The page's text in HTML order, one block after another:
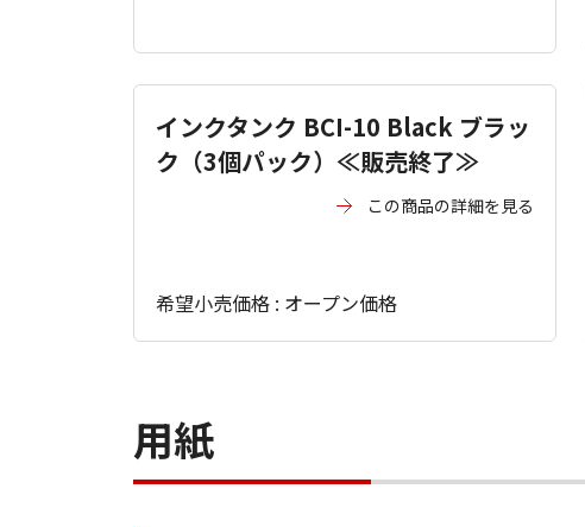
インクタンク BCI-10 Black ブラッ
ク（3個パック）≪販売終了≫
この商品の詳細を見る
希望小売価格 : オープン価格
用紙